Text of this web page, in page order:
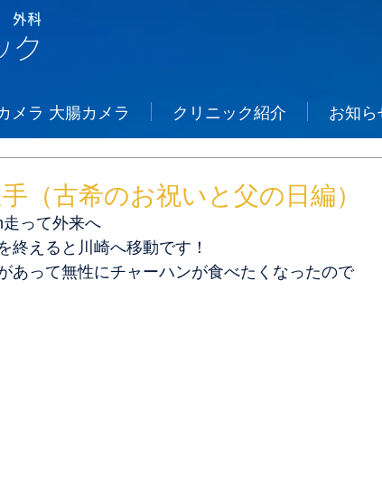
外科
ク
メラ 大腸カメラ クリニック紹介 お知ら
（古希のお祝いと父の日編）
って外来へ
終えると川崎へ移動です！
あって無性にチャーハンが食べたくなったので